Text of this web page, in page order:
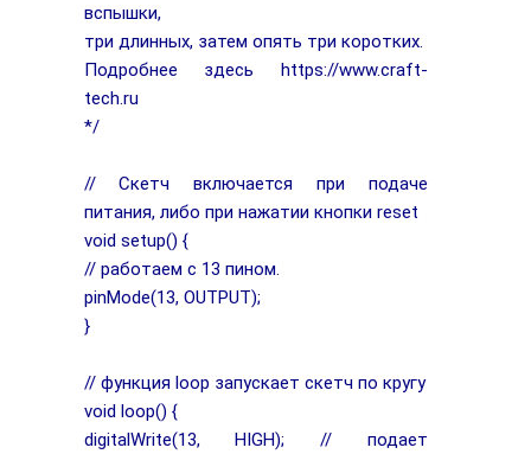
вспышки,
три длинных, затем опять три коротких.
Подробнее здесь https://www.craft-
tech.ru
*/
// Скетч включается при подаче
питания, либо при нажатии кнопки reset
void setup() {
// работаем с 13 пином.
pinMode(13, OUTPUT);
}
// функция loop запускает скетч по кругу
void loop() {
digitalWrite(13, HIGH); // подает